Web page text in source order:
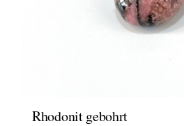
Rhodonit gebohrt